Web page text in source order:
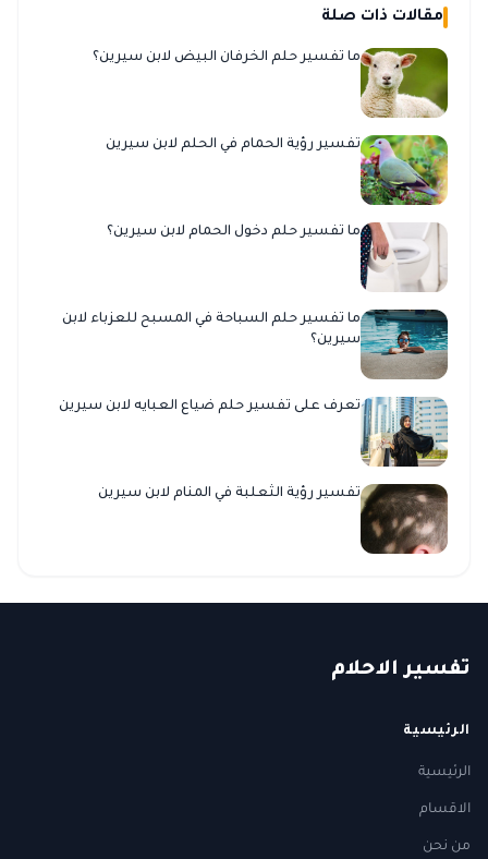
مقالات ذات صلة
ما تفسير حلم الخرفان البيض لابن سيرين؟
تفسير رؤية الحمام في الحلم لابن سيرين
ما تفسير حلم دخول الحمام لابن سيرين؟
ما تفسير حلم السباحة في المسبح للعزباء لابن
سيرين؟
تعرف على تفسير حلم ضياع العبايه لابن سيرين
تفسير رؤية الثعلبة في المنام لابن سيرين
تفسير الاحلام
الرئيسية
الرئيسية
الاقسام
من نحن